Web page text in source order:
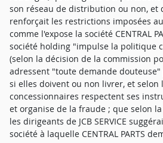
son réseau de distribution ou non, et
renforçait les restrictions imposées
comme l'expose la société CENTRAL
société holding "impulse la politique
(selon la décision de la commission
adressent "toute demande
si elles doivent ou non livrer, et selon
concessionnaires respectent ses
et organise de la fraude ; que selon
les dirigeants de JCB SERVICE
société à laquelle CENTRAL PARTS